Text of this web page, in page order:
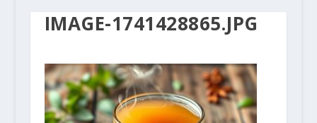
IMAGE-1741428865.JPG